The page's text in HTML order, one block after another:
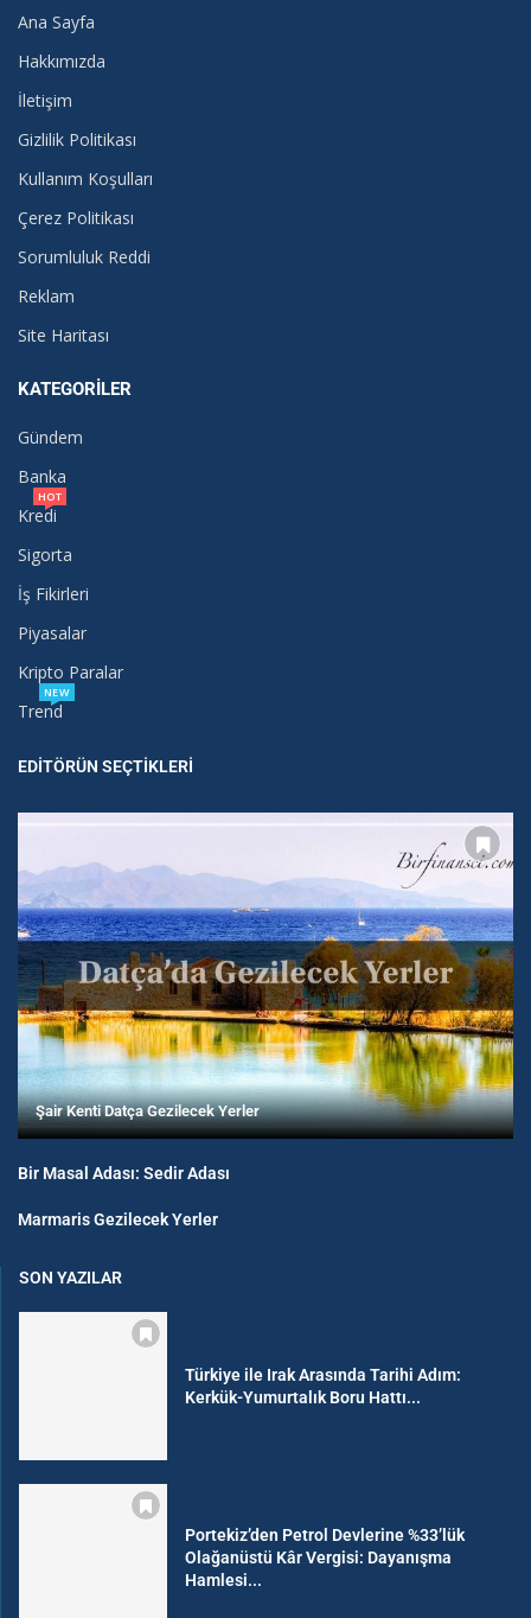
Ana Sayfa
Hakkımızda
İletişim
Gizlilik Politikası
Kullanım Koşulları
Çerez Politikası
Sorumluluk Reddi
Reklam
Site Haritası
KATEGORILER
Gündem
Banka
Kredi
HOT
Sigorta
İş Fikirleri
Piyasalar
Kripto Paralar
Trend
NEW
EDITÖRÜN SEÇTIKLERI
Şair Kenti Datça Gezilecek Yerler
Bir Masal Adası: Sedir Adası
Marmaris Gezilecek Yerler
SON YAZILAR
Türkiye ile Irak Arasında Tarihi Adım:
Kerkük-Yumurtalık Boru Hattı...
Portekiz’den Petrol Devlerine %33’lük
Olağanüstü Kâr Vergisi: Dayanışma
Hamlesi...